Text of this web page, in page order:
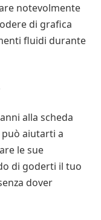
notevolmente
di grafica
fluidi durante
alla scheda
aiutarti a
le sue
di goderti il tuo
dover